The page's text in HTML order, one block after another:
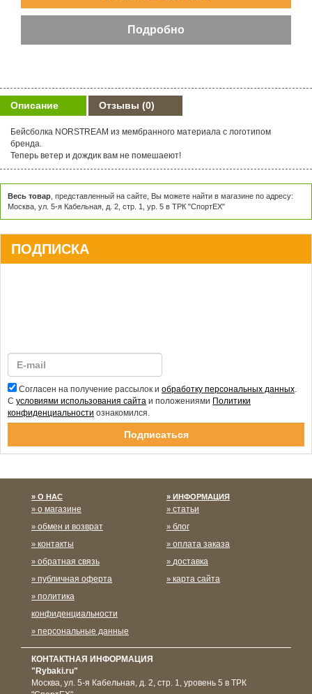
Описание Отзывы (0)
Бейсболка NORSTREAM из мембранного материала с логотипом
бренда.
Теперь ветер и дождик вам не помешаеют!
Весь товар, представленный на сайте, Вы можете найти в магазине по адресу:
Москва, ул. 5-я Кабельная, д. 2, стр. 1, ур. 5 в ТРК "СпортЕХ"
ПОДПИСКА
Согласен на получение рассылок и обработку персональных данных.
С условиями использования сайта и положениями Политики
конфиденциальности ознакомился.
О НАС
о магазине
обмен и возврат
контакты
обратная связь
публичная оферта
политика
конфиденциальности
персональные данные
ИНФОРМАЦИЯ
статьи
блог
оплата заказа
доставка
карта сайта
КОНТАКТНАЯ ИНФОРМАЦИЯ
"Rybaki.ru"
Москва, ул. 5-я Кабельная, д. 2, стр. 1, уровень 5 в ТРК